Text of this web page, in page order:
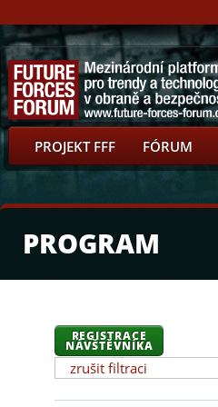
PROJEKT FFF FÓRUM
PROGRAM
REGISTRACE
NÁVŠTĚVNÍKA
zrušit filtraci